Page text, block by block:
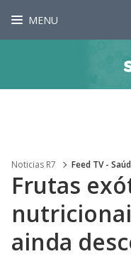
MENU
Noticias R7 Feed TV -
Frutas
ainda